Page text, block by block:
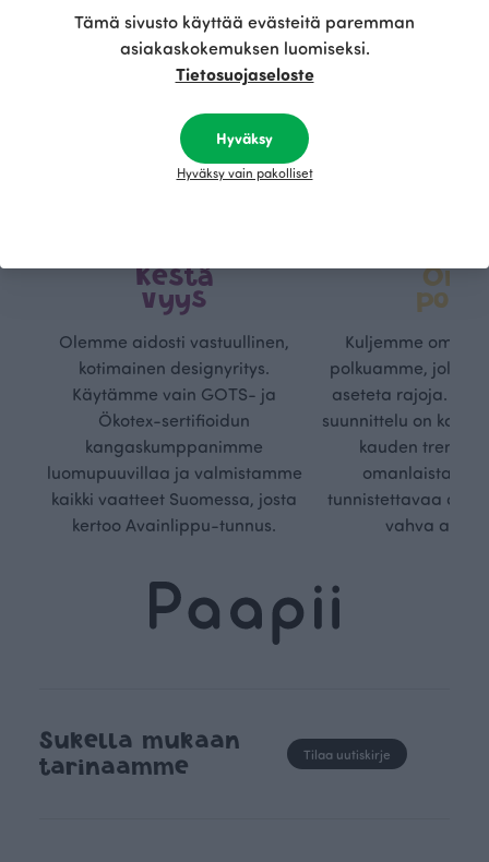
Kestä
vyys
Olemme aidosti vastuullinen,
kotimainen designyritys.
Käytämme vain GOTS- ja
Ökotex-sertifioidun
kangaskumppanimme
luomupuuvillaa ja valmistamme
kaikki vaatteet Suomessa, josta
kertoo Avainlippu-tunnus.
Oma
Kuljemme omaa,
polkuamme, jolla
aseteta rajoja.
suunnittelu on
kauden
omanlaista,
tunnistettavaa
vahva
Sukella mukaan
tarinaamme
Tilaa uutiskirje
Tämä sivusto käyttää evästeitä paremman
asiakaskokemuksen luomiseksi.
Tietosuojaseloste
Hyväksy
Hyväksy vain pakolliset